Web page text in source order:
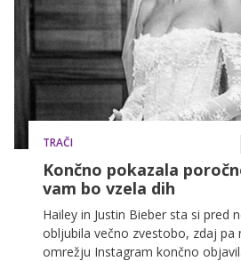
TRAČI
Končno pokazala
vam bo vzela dih
Hailey in Justin Bieber sta si pred
obljubila večno zvestobo, zdaj pa
omrežju Instagram končno